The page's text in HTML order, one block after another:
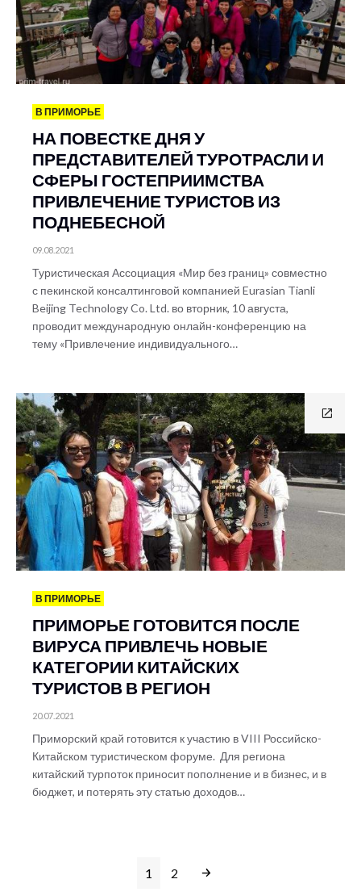
В ПРИМОРЬЕ
НА ПОВЕСТКЕ ДНЯ У
ПРЕДСТАВИТЕЛЕЙ ТУРОТРАСЛИ И
СФЕРЫ ГОСТЕПРИИМСТВА
ПРИВЛЕЧЕНИЕ ТУРИСТОВ ИЗ
ПОДНЕБЕСНОЙ
09.08.2021
Туристическая Ассоциация «Мир без границ» совместно
с пекинской консалтинговой компанией Eurasian Tianli
Beijing Technology Co. Ltd. во вторник, 10 августа,
проводит международную онлайн-конференцию на
тему «Привлечение индивидуального…
В ПРИМОРЬЕ
ПРИМОРЬЕ ГОТОВИТСЯ ПОСЛЕ
ВИРУСА ПРИВЛЕЧЬ НОВЫЕ
КАТЕГОРИИ КИТАЙСКИХ
ТУРИСТОВ В РЕГИОН
20.07.2021
Приморский край готовится к участию в VIII Российско-
Китайском туристическом форуме. Для региона
китайский турпоток приносит пополнение и в бизнес, и в
бюджет, и потерять эту статью доходов…
1 2